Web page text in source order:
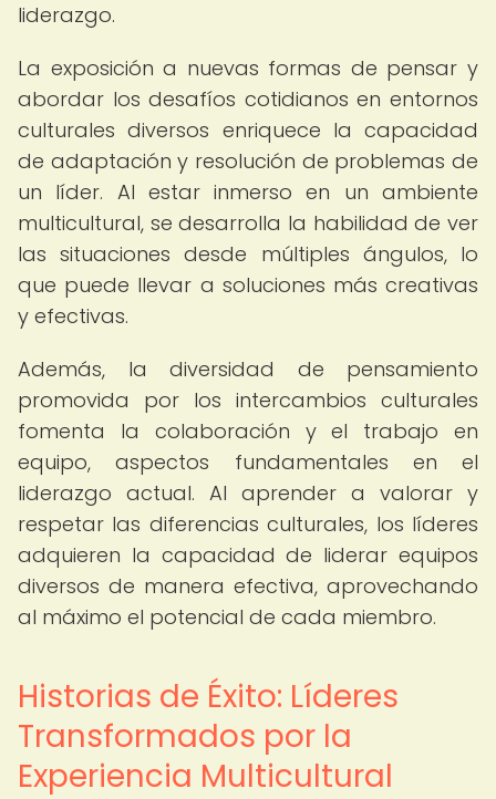
liderazgo.
La exposición a nuevas formas de pensar y
abordar los desafíos cotidianos en entornos
culturales diversos enriquece la capacidad
de adaptación y resolución de problemas de
un líder. Al estar inmerso en un ambiente
multicultural, se desarrolla la habilidad de ver
las situaciones desde múltiples ángulos, lo
que puede llevar a soluciones más creativas
y efectivas.
Además, la diversidad de pensamiento
promovida por los intercambios culturales
fomenta la colaboración y el trabajo en
equipo, aspectos fundamentales en el
liderazgo actual. Al aprender a valorar y
respetar las diferencias culturales, los líderes
adquieren la capacidad de liderar equipos
diversos de manera efectiva, aprovechando
al máximo el potencial de cada miembro.
Historias de Éxito: Líderes
Transformados por la
Experiencia Multicultural